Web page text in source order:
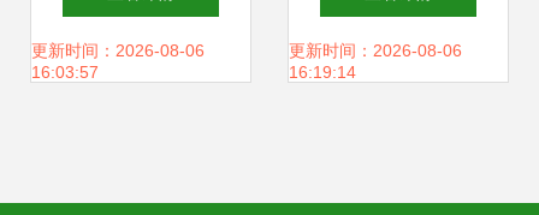
能应用软件开发驱
更新时间：2026-08-06
16:03:57
能时代的价值与演
更新时间：2026-08-06
16:19:14